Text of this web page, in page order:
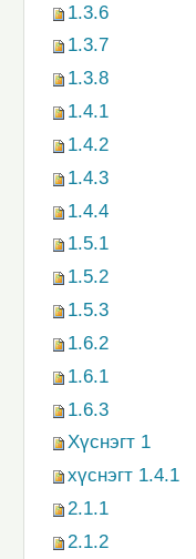
1.3.6
1.3.7
1.3.8
1.4.1
1.4.2
1.4.3
1.4.4
1.5.1
1.5.2
1.5.3
1.6.2
1.6.1
1.6.3
Хүснэгт 1
хүснэгт 1.4.1
2.1.1
2.1.2